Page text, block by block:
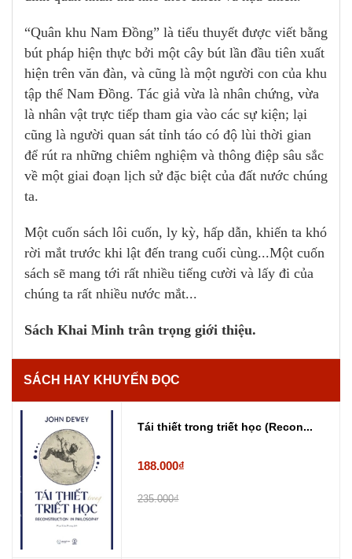
“Quân khu Nam Đồng” là tiểu thuyết được viết bằng
bút pháp hiện thực bởi một cây bút lần đầu tiên xuất
hiện trên văn đàn, và cũng là một người con của khu
tập thể Nam Đồng. Tác giả vừa là nhân chứng, vừa
là nhân vật trực tiếp tham gia vào các sự kiện; lại
cũng là người quan sát tỉnh táo có độ lùi thời gian
để rút ra những chiêm nghiệm và thông điệp sâu sắc
về một giai đoạn lịch sử đặc biệt của đất nước chúng
ta.
Một cuốn sách lôi cuốn, ly kỳ, hấp dẫn, khiến ta khó
rời mắt trước khi lật đến trang cuối cùng...Một cuốn
sách sẽ mang tới rất nhiều tiếng cười và lấy đi của
chúng ta rất nhiều nước mắt...
Sách Khai Minh trân trọng giới thiệu.
SÁCH HAY KHUYẾN ĐỌC
Tái thiết trong triết học (Recon...
188.000₫
235.000₫